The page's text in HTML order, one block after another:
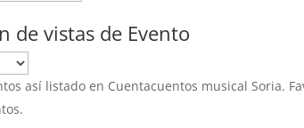
de vistas de Evento
así listado en Cuentacuentos musical Soria.